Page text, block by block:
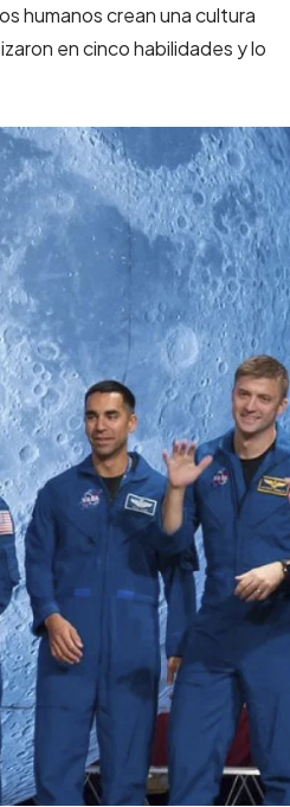
humanos crean una cultura
en cinco habilidades y lo